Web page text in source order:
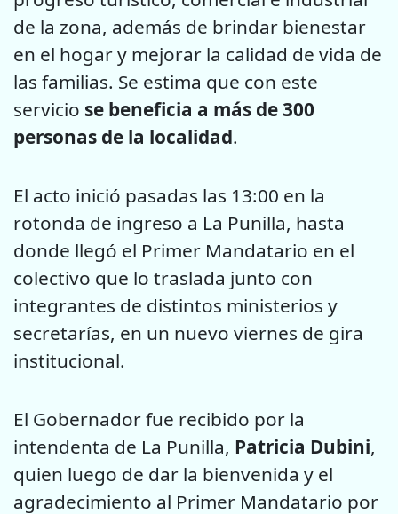
de la zona, además de brindar bienestar
en el hogar y mejorar la calidad de vida de
las familias. Se estima que con este
servicio se beneficia a más de 300
personas de la localidad.
El acto inició pasadas las 13:00 en la
rotonda de ingreso a La Punilla, hasta
donde llegó el Primer Mandatario en el
colectivo que lo traslada junto con
integrantes de distintos ministerios y
secretarías, en un nuevo viernes de gira
institucional.
El Gobernador fue recibido por la
intendenta de La Punilla, Patricia Dubini,
quien luego de dar la bienvenida y el
agradecimiento al Primer Mandatario por